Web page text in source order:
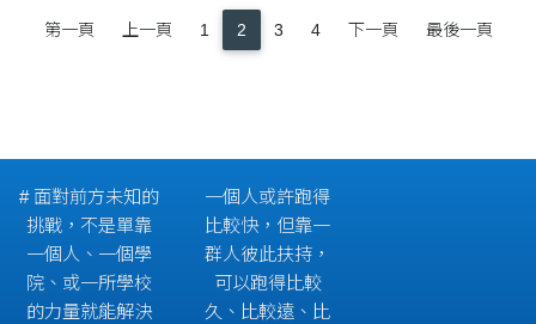
第一頁 上一頁 1 2 3 4 下一頁 最後一頁
# 面對前方未知的
挑戰，不是單靠
一個人、一個學
院、或一所學校
的力量就能解決
一個人或許跑得
比較快，但靠一
群人彼此扶持，
可以跑得比較
久、比較遠、比